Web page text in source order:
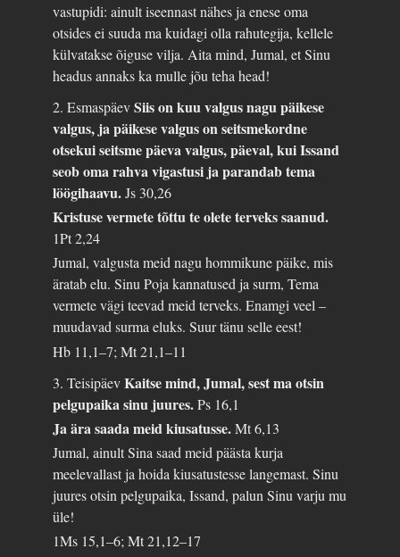
vastupidi: ainult iseennast nähes ja enese oma
otsides ei suuda ma kuidagi olla rahutegija, kellele
külvatakse õiguse vilja. Aita mind, Jumal, et Sinu
headus annaks ka mulle jõu teha head!
2. EsmaspäevSiis on kuu valgus nagu päikese
valgus, ja päikese valgus on seitsmekordne
otsekui seitsme päeva valgus, päeval, kui Issand
seob oma rahva vigastusi ja parandab tema
löögihaavu.Js 30,26
Kristuse vermete tõttu te olete terveks saanud.
1Pt 2,24
Jumal, valgusta meid nagu hommikune päike, mis
äratab elu. Sinu Poja kannatused ja surm, Tema
vermete vägi teevad meid terveks. Enamgi veel –
muudavad surma eluks. Suur tänu selle eest!
Hb 11,1–7; Mt 21,1–11
3. TeisipäevKaitse mind, Jumal, sest ma otsin
pelgupaika sinu juures.Ps 16,1
Ja ära saada meid kiusatusse.Mt 6,13
Jumal, ainult Sina saad meid päästa kurja
meelevallast ja hoida kiusatustesse langemast. Sinu
juures otsin pelgupaika, Issand, palun Sinu varju mu
üle!
1Ms 15,1–6; Mt 21,12–17